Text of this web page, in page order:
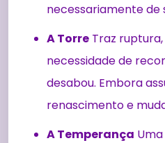
necessariamente
A Torre Traz
necessidade de
desabou. Embora
renascimento e
A Temperança